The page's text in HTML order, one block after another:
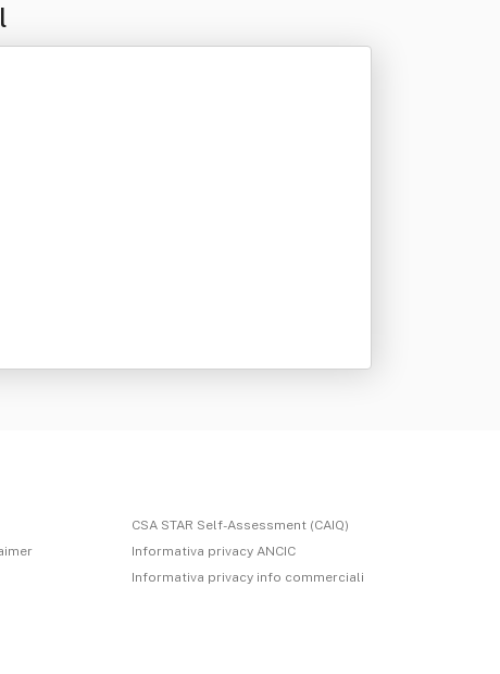
CSA STAR Self-Assessment (CAIQ)
Informativa privacy ANCIC
Informativa privacy info commerciali